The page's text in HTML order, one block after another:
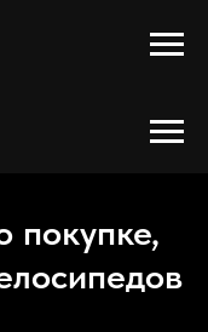
покупке,